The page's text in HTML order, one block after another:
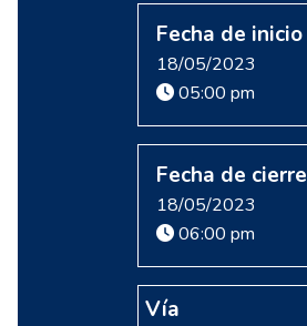
Fecha de inicio
18/05/2023
05:00 pm
Fecha de cierre
18/05/2023
06:00 pm
Vía